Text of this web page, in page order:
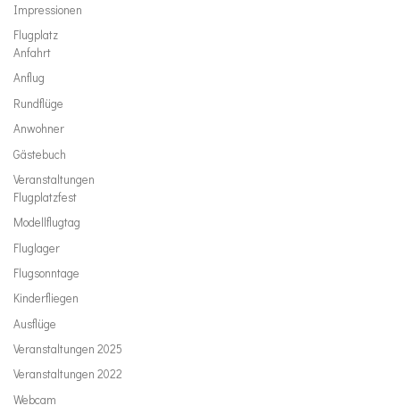
Impressionen
Flugplatz
Anfahrt
Anflug
Rundflüge
Anwohner
Gästebuch
Veranstaltungen
Flugplatzfest
Modellflugtag
Fluglager
Flugsonntage
Kinderfliegen
Ausflüge
Veranstaltungen 2025
Veranstaltungen 2022
Webcam